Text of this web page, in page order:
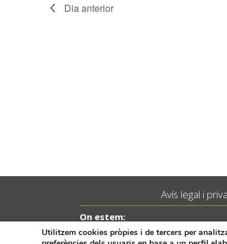
Dia anterior
Avís legal i
On estem:
Placeta de Molina, 4
Utilitzem cookies pròpies i de tercers per